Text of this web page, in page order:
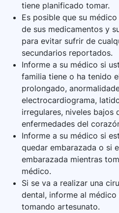
tiene planificado tomar.
Es posible que su
de sus medicamentos y
para evitar sufrir de
secundarios reportados.
Informe a su médico si
familia tiene o ha tenido
prolongado,
electrocardiograma,
irregulares, niveles bajos
enfermedades del
Informe a su médico si
quedar embarazada o si
embarazada mientras
médico.
Si se va a realizar una
dental, informe al
tomando artesunato.